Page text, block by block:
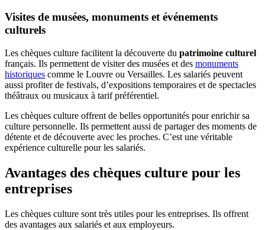
Visites de musées, monuments et événements
culturels
Les chèques culture facilitent la découverte du patrimoine culturel
français. Ils permettent de visiter des musées et des monuments
historiques comme le Louvre ou Versailles. Les salariés peuvent
aussi profiter de festivals, d’expositions temporaires et de spectacles
théâtraux ou musicaux à tarif préférentiel.
Les chèques culture offrent de belles opportunités pour enrichir sa
culture personnelle. Ils permettent aussi de partager des moments de
détente et de découverte avec les proches. C’est une véritable
expérience culturelle pour les salariés.
Avantages des chèques culture pour les
entreprises
Les chèques culture sont très utiles pour les entreprises. Ils offrent
des avantages aux salariés et aux employeurs.